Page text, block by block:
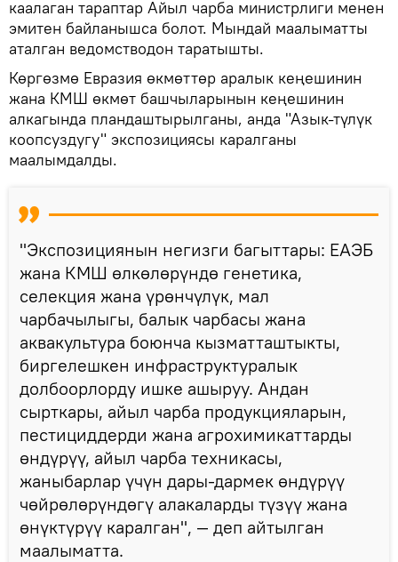
каалаган тараптар Айыл чарба министрлиги менен
эмитен байланышса болот. Мындай маалыматты
аталган ведомстводон таратышты.
Көргөзмө Евразия өкмөттөр аралык кеңешинин
жана КМШ өкмөт башчыларынын кеңешинин
алкагында пландаштырылганы, анда "Азык-түлүк
коопсуздугу" экспозициясы каралганы
маалымдалды.
"Экспозициянын негизги багыттары: ЕАЭБ
жана КМШ өлкөлөрүндө генетика,
селекция жана үрөнчүлүк, мал
чарбачылыгы, балык чарбасы жана
аквакультура боюнча кызматташтыкты,
биргелешкен инфраструктуралык
долбоорлорду ишке ашыруу. Андан
сырткары, айыл чарба продукцияларын,
пестициддерди жана агрохимикаттарды
өндүрүү, айыл чарба техникасы,
жаныбарлар үчүн дары-дармек өндүрүү
чөйрөлөрүндөгү алакаларды түзүү жана
өнүктүрүү каралган", — деп айтылган
маалыматта.